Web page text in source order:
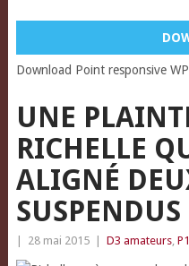
Download Point responsive
UNE
RICHELLE
ALIGNÉ
SUSPENDUS
28 mai 2015 D3 amateurs, P1